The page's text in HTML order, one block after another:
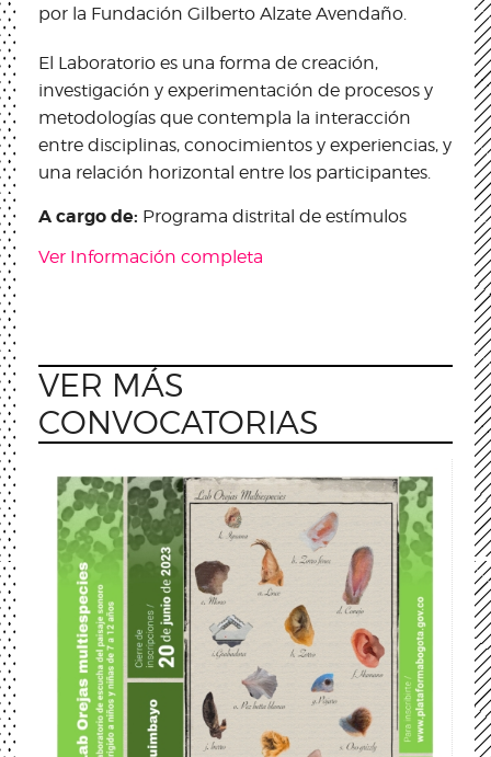
por la Fundación Gilberto Alzate Avendaño.
El Laboratorio es una forma de creación,
investigación y experimentación de procesos y
metodologías que contempla la interacción
entre disciplinas, conocimientos y experiencias, y
una relación horizontal entre los participantes.
A cargo de: Programa distrital de estímulos
Ver Información completa
VER MÁS
CONVOCATORIAS